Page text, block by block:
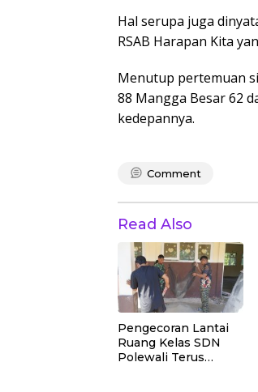
Hal serupa juga
RSAB Harapan Kita
Menutup pertemuan
88 Mangga Besar 62
kedepannya.
Comment
Read Also
Pengecoran Lantai
Ruang Kelas SDN
Polewali Terus